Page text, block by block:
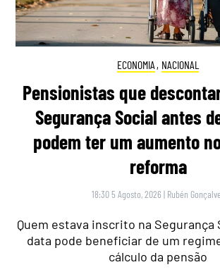
ECONOMIA , NACIONAL
Pensionistas que
Segurança Social antes
podem ter um aumento
reforma
18:30 5 Agosto, 2026 | Rubén
Quem estava inscrito na Segurança
data pode beneficiar de um
cálculo da pensão